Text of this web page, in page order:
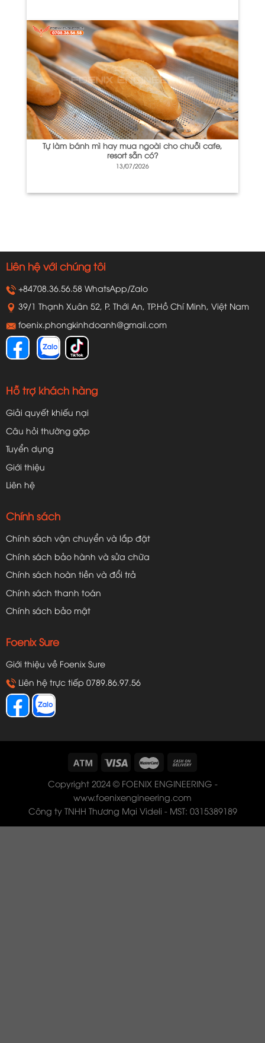
Tự làm bánh mì hay mua ngoài cho chuỗi cafe,
resort sẵn có?
13/07/2026
Liên hệ với chúng tôi
+84708.36.56.58 WhatsApp/Zalo
39/1 Thạnh Xuân 52, P. Thới An, TP.Hồ Chí Minh, Việt Nam
foenix.phongkinhdoanh@gmail.com
Hỗ trợ khách hàng
Giải quyết khiếu nại
Câu hỏi thường gặp
Tuyển dụng
Giới thiệu
Liên hệ
Chính sách
Chính sách vận chuyển và lắp đặt
Chính sách bảo hành và sửa chữa
Chính sách hoàn tiền và đổi trả
Chính sách thanh toán
Chính sách bảo mật
Foenix Sure
Giới thiệu về Foenix Sure
Liên hệ trực tiếp 0789.86.97.56
Copyright 2024 © FOENIX ENGINEERING -
www.foenixengineering.com
Công ty TNHH Thương Mại Videli - MST: 0315389189